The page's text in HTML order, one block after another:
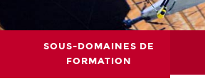
SOUS-DOMAINES DE
FORMATION